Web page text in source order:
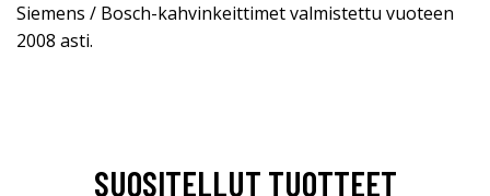
Siemens / Bosch-kahvinkeittimet valmistettu vuoteen
2008 asti.
SUOSITELLUT TUOTTEET